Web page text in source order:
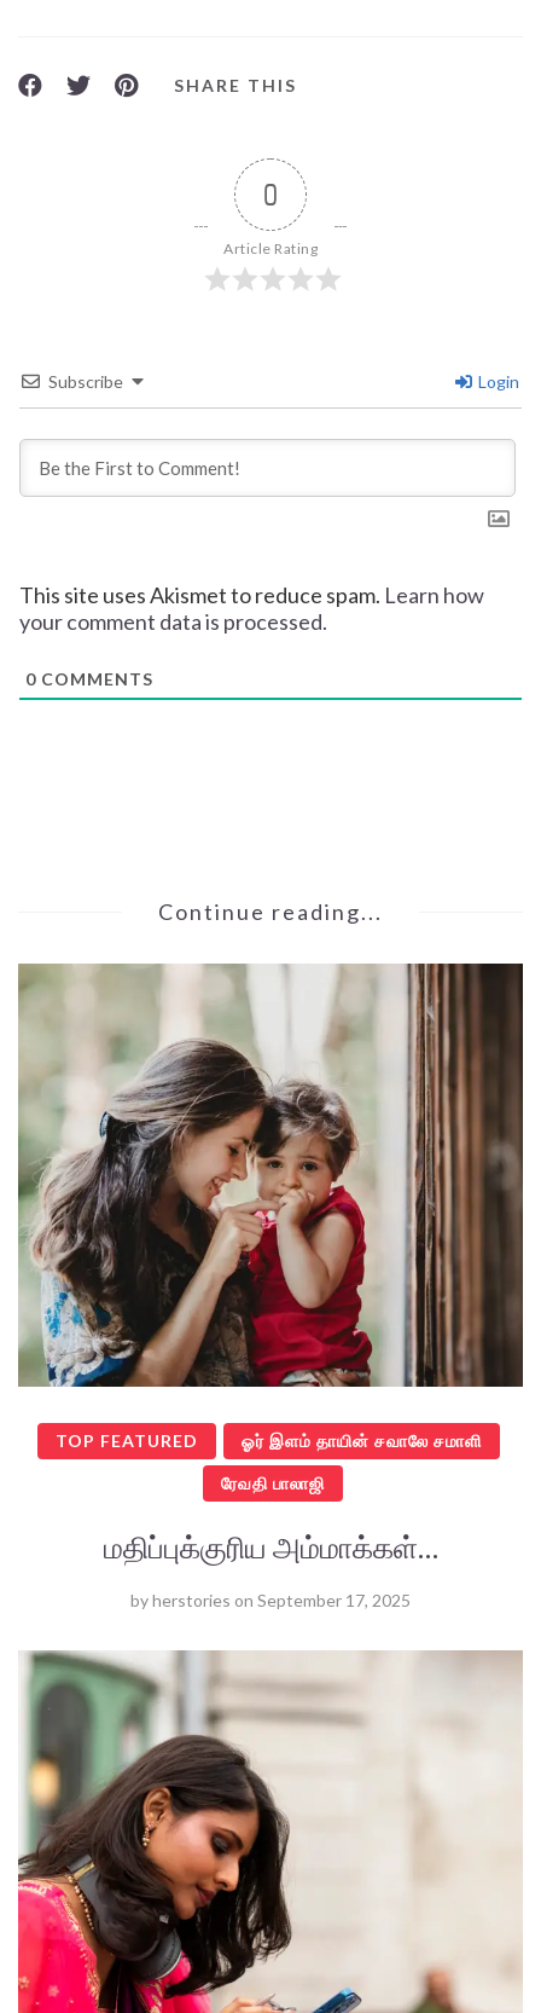
SHARE THIS
0
Article Rating
Subscribe Login
This site uses Akismet to reduce spam. Learn how
your comment data is processed.
0 COMMENTS
Continue reading...
TOP FEATURED ஓர் இளம் தாயின் சவாலே சமாளி
ரேவதி பாலாஜி
மதிப்புக்குரிய அம்மாக்கள்…
byherstories on September 17, 2025